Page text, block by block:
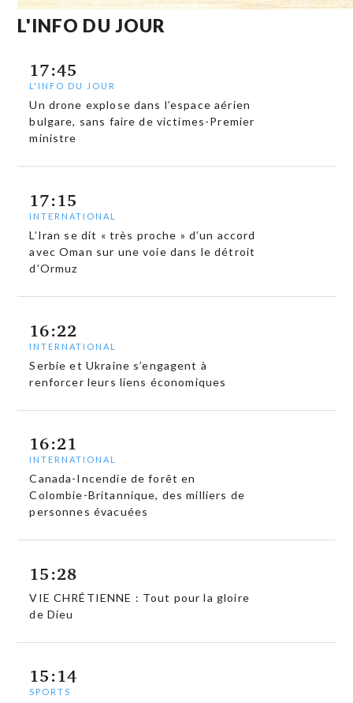
L'INFO DU JOUR
17:45
L'INFO DU JOUR
Un drone explose dans l’espace aérien
bulgare, sans faire de victimes-Premier
ministre
17:15
INTERNATIONAL
L’Iran se dit « très proche » d’un accord
avec Oman sur une voie dans le détroit
d’Ormuz
16:22
INTERNATIONAL
Serbie et Ukraine s’engagent à
renforcer leurs liens économiques
16:21
INTERNATIONAL
Canada-Incendie de forêt en
Colombie-Britannique, des milliers de
personnes évacuées
15:28
VIE CHRÉTIENNE : Tout pour la gloire
de Dieu
15:14
SPORTS